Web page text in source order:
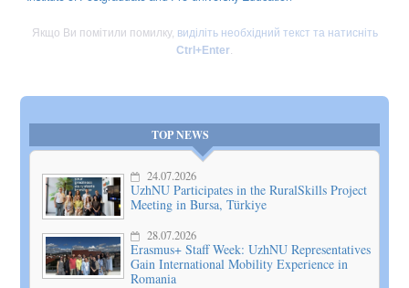
Якщо Ви помітили помилку, виділіть необхідний текст та натисніть
Ctrl+Enter
TOP NEWS
24.07.2026
UzhNU Participates in the RuralSkills Project
Meeting in Bursa, Türkiye
28.07.2026
Erasmus+ Staff Week: UzhNU Representatives
Gain International Mobility Experience in
Romania